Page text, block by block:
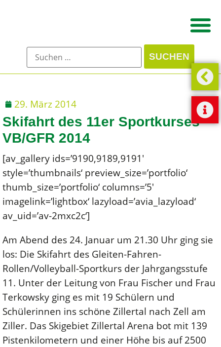
29. März 2014
Skifahrt des 11er Sportkurses
VB/GFR 2014
[av_gallery ids=’9190,9189,9191′
style=’thumbnails‘ preview_size=’portfolio‘
thumb_size=’portfolio‘ columns=’5′
imagelink=’lightbox‘ lazyload=’avia_lazyload‘
av_uid=’av-2mxc2c‘]
Am Abend des 24. Januar um 21.30 Uhr ging sie
los: Die Skifahrt des Gleiten-Fahren-
Rollen/Volleyball-Sportkurs der Jahrgangsstufe
11. Unter der Leitung von Frau Fischer und Frau
Terkowsky ging es mit 19 Schülern und
Schülerinnen ins schöne Zillertal nach Zell am
Ziller. Das Skigebiet Zillertal Arena bot mit 139
Pistenkilometern und einer Höhe bis auf 2500